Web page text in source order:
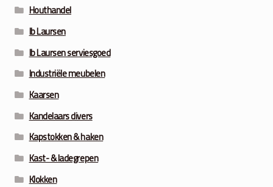
Houthandel
Ib Laursen
Ib Laursen serviesgoed
Industriële meubelen
Kaarsen
Kandelaars divers
Kapstokken & haken
Kast- & ladegrepen
Klokken